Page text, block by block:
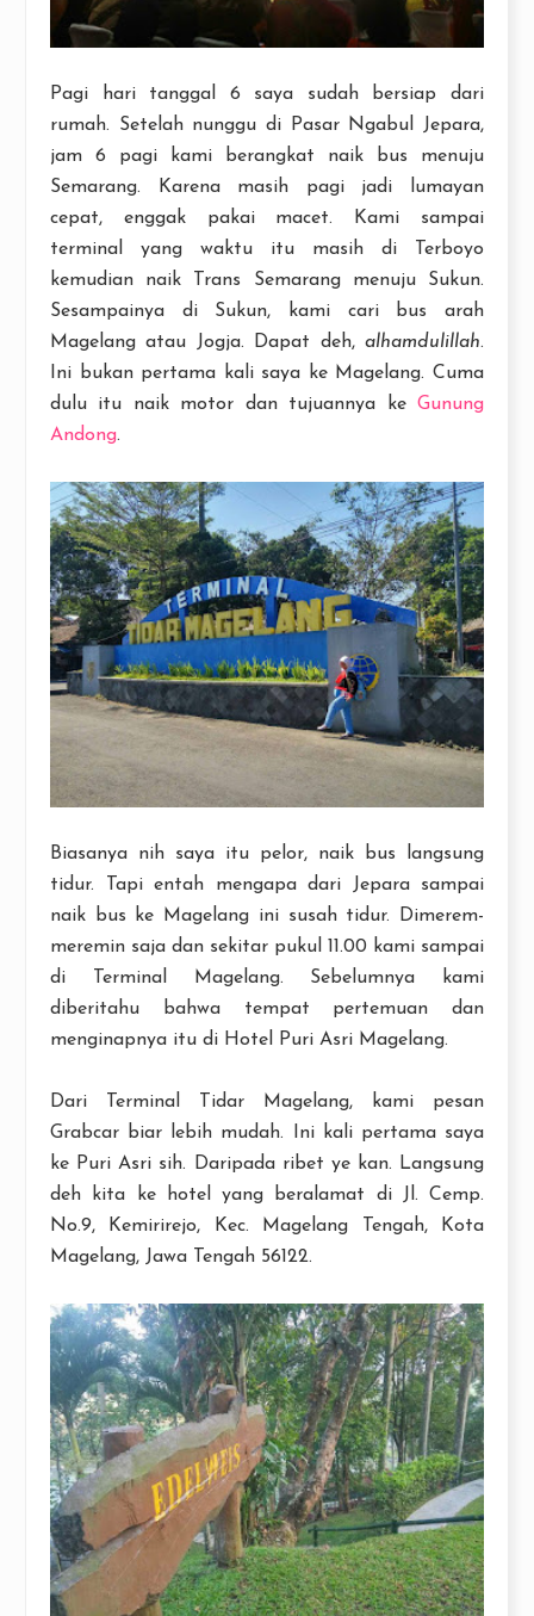
Pagi hari tanggal 6 saya sudah bersiap dari
rumah. Setelah nunggu di Pasar Ngabul Jepara,
jam 6 pagi kami berangkat naik bus menuju
Semarang. Karena masih pagi jadi lumayan
cepat, enggak pakai macet. Kami sampai
terminal yang waktu itu masih di Terboyo
kemudian naik Trans Semarang menuju Sukun.
Sesampainya di Sukun, kami cari bus arah
Magelang atau Jogja. Dapat deh, alhamdulillah.
Ini bukan pertama kali saya ke Magelang. Cuma
dulu itu naik motor dan tujuannya ke Gunung
Andong.
Biasanya nih saya itu pelor, naik bus langsung
tidur. Tapi entah mengapa dari Jepara sampai
naik bus ke Magelang ini susah tidur. Dimerem-
meremin saja dan sekitar pukul 11.00 kami sampai
di Terminal Magelang. Sebelumnya kami
diberitahu bahwa tempat pertemuan dan
menginapnya itu di Hotel Puri Asri Magelang.
Dari Terminal Tidar Magelang, kami pesan
Grabcar biar lebih mudah. Ini kali pertama saya
ke Puri Asri sih. Daripada ribet ye kan. Langsung
deh kita ke hotel yang beralamat di Jl. Cemp.
No.9, Kemirirejo, Kec. Magelang Tengah, Kota
Magelang, Jawa Tengah 56122.